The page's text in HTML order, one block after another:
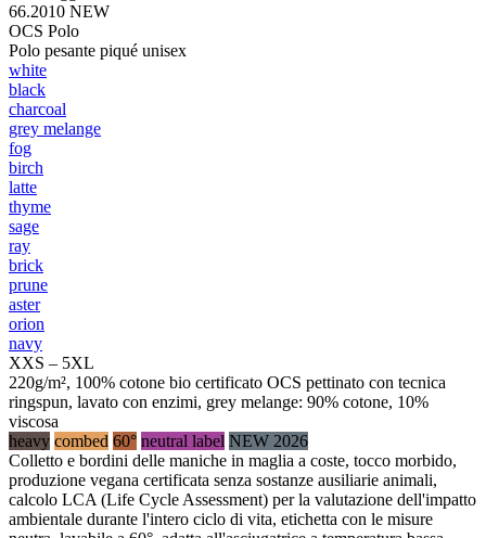
66.2010 NEW
OCS Polo
Polo pesante piqué unisex
white
black
charcoal
grey melange
fog
birch
latte
thyme
sage
ray
brick
prune
aster
orion
navy
XXS – 5XL
220g/m², 100% cotone bio certificato OCS pettinato con tecnica
ringspun, lavato con enzimi, grey melange: 90% cotone, 10%
viscosa
heavy combed 60° neutral label NEW 2026
Colletto e bordini delle maniche in maglia a coste, tocco morbido,
produzione vegana certificata senza sostanze ausiliarie animali,
calcolo LCA (Life Cycle Assessment) per la valutazione dell'impatto
ambientale durante l'intero ciclo di vita, etichetta con le misure